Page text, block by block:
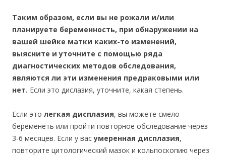
Таким образом, если вы не рожали и/или
планируете беременность, при обнаружении на
вашей шейке матки каких-то изменений,
выясните и уточните с помощью ряда
диагностических методов обследования,
являются ли эти изменения предраковыми или
нет. Если это дислазия, уточните, какая степень.
Если это легкая дисплазия, вы можете смело
беременеть или пройти повторное обследование через
3-6 месяцев. Если у васумеренная дисплазия,
повторите цитологический мазок и кольпоскопию через